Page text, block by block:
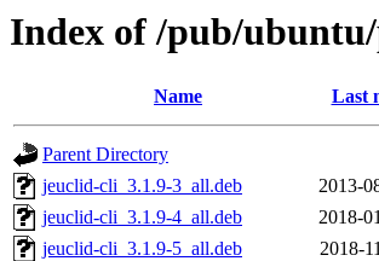
Index of /pub/
Name Last
Parent Directory
jeuclid-cli_3.1.9-3_all.deb
2013-
jeuclid-cli_3.1.9-4_all.deb
2018-
jeuclid-cli_3.1.9-5_all.deb
2018-